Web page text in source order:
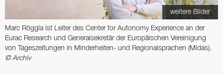
weitere Bilder
Marc Röggla ist ­Leiter des Center for ­Autonomy ­Experience an der
Eurac Research und General­sekretär der ­Europäischen Vereinigung
von ­Tageszeitungen in ­Minderheiten- und Regionalsprachen (Midas).
© Archiv